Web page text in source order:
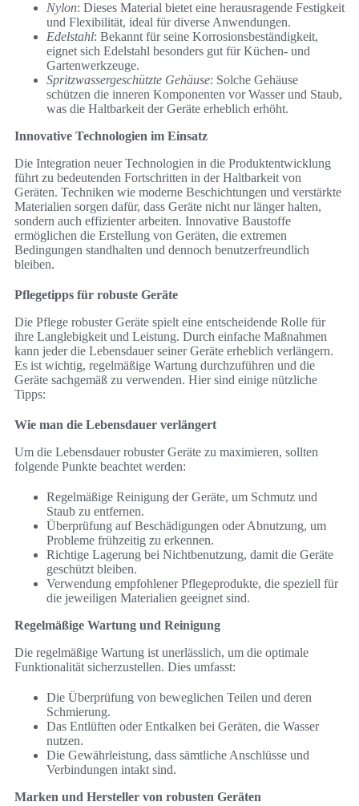
Nylon: Dieses Material bietet eine herausragende Festigkeit
und Flexibilität, ideal für diverse Anwendungen.
Edelstahl: Bekannt für seine Korrosionsbeständigkeit,
eignet sich Edelstahl besonders gut für Küchen- und
Gartenwerkzeuge.
Spritzwassergeschützte Gehäuse: Solche Gehäuse
schützen die inneren Komponenten vor Wasser und Staub,
was die Haltbarkeit der Geräte erheblich erhöht.
Innovative Technologien im Einsatz
Die Integration neuer Technologien in die Produktentwicklung
führt zu bedeutenden Fortschritten in der Haltbarkeit von
Geräten. Techniken wie moderne Beschichtungen und verstärkte
Materialien sorgen dafür, dass Geräte nicht nur länger halten,
sondern auch effizienter arbeiten. Innovative Baustoffe
ermöglichen die Erstellung von Geräten, die extremen
Bedingungen standhalten und dennoch benutzerfreundlich
bleiben.
Pflegetipps für robuste Geräte
Die Pflege robuster Geräte spielt eine entscheidende Rolle für
ihre Langlebigkeit und Leistung. Durch einfache Maßnahmen
kann jeder die Lebensdauer seiner Geräte erheblich verlängern.
Es ist wichtig, regelmäßige Wartung durchzuführen und die
Geräte sachgemäß zu verwenden. Hier sind einige nützliche
Tipps:
Wie man die Lebensdauer verlängert
Um die Lebensdauer robuster Geräte zu maximieren, sollten
folgende Punkte beachtet werden:
Regelmäßige Reinigung der Geräte, um Schmutz und
Staub zu entfernen.
Überprüfung auf Beschädigungen oder Abnutzung, um
Probleme frühzeitig zu erkennen.
Richtige Lagerung bei Nichtbenutzung, damit die Geräte
geschützt bleiben.
Verwendung empfohlener Pflegeprodukte, die speziell für
die jeweiligen Materialien geeignet sind.
Regelmäßige Wartung und Reinigung
Die regelmäßige Wartung ist unerlässlich, um die optimale
Funktionalität sicherzustellen. Dies umfasst:
Die Überprüfung von beweglichen Teilen und deren
Schmierung.
Das Entlüften oder Entkalken bei Geräten, die Wasser
nutzen.
Die Gewährleistung, dass sämtliche Anschlüsse und
Verbindungen intakt sind.
Marken und Hersteller von robusten Geräten